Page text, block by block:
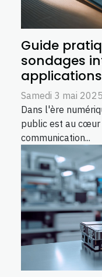
Guide
sondages
Samedi 3 mai
Dans l'ère
public est au cœur
communication...